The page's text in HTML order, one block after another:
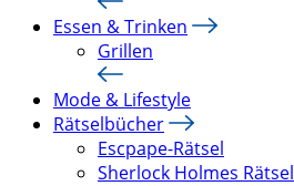
Essen & Trinken
Grillen
Mode & Lifestyle
Rätselbücher
Escpape-Rätsel
Sherlock Holmes Rätsel